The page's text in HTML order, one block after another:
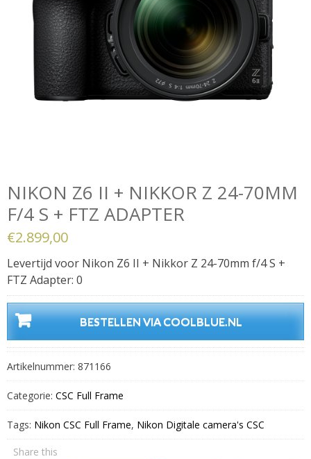
NIKON Z6 II + NIKKOR Z 24-70MM
F/4 S + FTZ ADAPTER
€2.899,00
Levertijd voor Nikon Z6 II + Nikkor Z 24-70mm f/4 S +
FTZ Adapter: 0
BESTELLEN VIA COOLBLUE.NL
Artikelnummer: 871166
Categorie: CSC Full Frame
Tags: Nikon CSC Full Frame, Nikon Digitale camera's CSC
Share this